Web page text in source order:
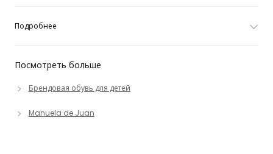
Посмотреть больше
Брендовая обувь для детей
Manuela de Juan
Подробнее